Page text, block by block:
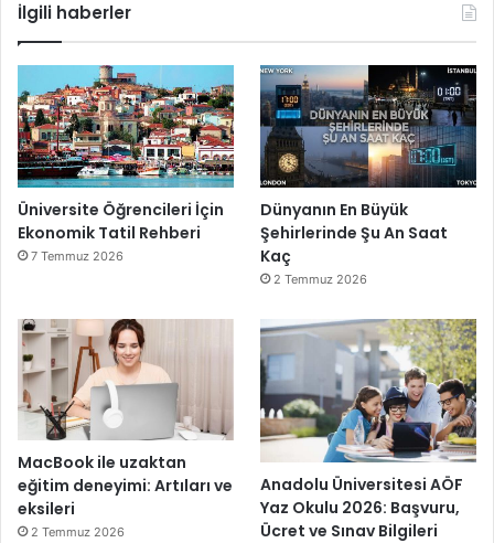
İlgili haberler
Üniversite Öğrencileri İçin
Ekonomik Tatil Rehberi
7 Temmuz 2026
Dünyanın En Büyük
Şehirlerinde Şu An Saat
Kaç
2 Temmuz 2026
MacBook ile uzaktan
eğitim deneyimi: Artıları ve
eksileri
2 Temmuz 2026
Anadolu Üniversitesi AÖF
Yaz Okulu 2026: Başvuru,
Ücret ve Sınav Bilgileri